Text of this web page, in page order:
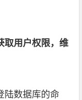
取用户权限，维
陆数据库的命